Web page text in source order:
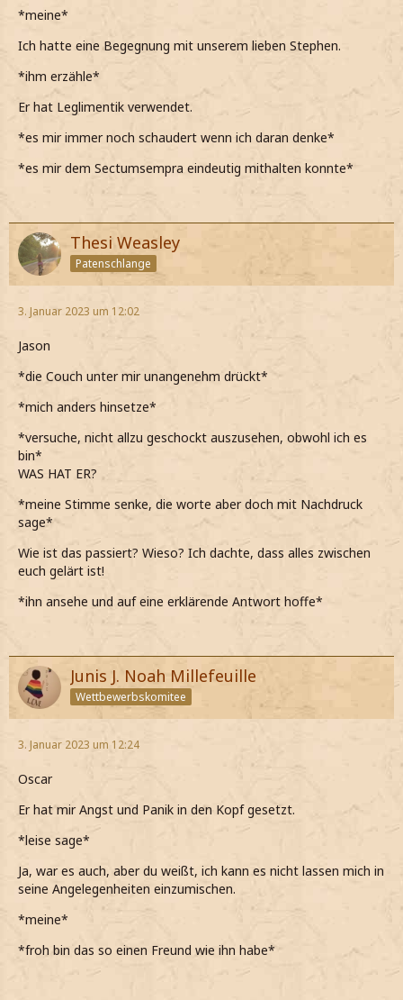
*meine*
Ich hatte eine Begegnung mit unserem lieben Stephen.
*ihm erzähle*
Er hat Leglimentik verwendet.
*es mir immer noch schaudert wenn ich daran denke*
*es mir dem Sectumsempra eindeutig mithalten konnte*
Thesi Weasley
Patenschlange
3. Januar 2023 um 12:02
Jason
*die Couch unter mir unangenehm drückt*
*mich anders hinsetze*
*versuche, nicht allzu geschockt auszusehen, obwohl ich es
bin*
WAS HAT ER?
*meine Stimme senke, die worte aber doch mit Nachdruck
sage*
Wie ist das passiert? Wieso? Ich dachte, dass alles zwischen
euch gelärt ist!
*ihn ansehe und auf eine erklärende Antwort hoffe*
Junis J. Noah Millefeuille
Wettbewerbskomitee
3. Januar 2023 um 12:24
Oscar
Er hat mir Angst und Panik in den Kopf gesetzt.
*leise sage*
Ja, war es auch, aber du weißt, ich kann es nicht lassen mich in
seine Angelegenheiten einzumischen.
*meine*
*froh bin das so einen Freund wie ihn habe*